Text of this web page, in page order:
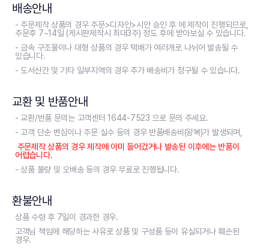
배송안내
- 주문제작 상품의 경우 주문>디자인>시안 승인 후 에 제작이 진행되므로,
주문후 7~14일 (게시판제작시 최대3주) 정도 후에 받아보실 수 있습니다.
- 금속 구조물이나 대형 상품의 경우 택배가 여러개로 나뉘어 발송될 수
있습니다.
- 도서산간 및 기타 일부지역의 경우 추가 배송비가 청구될 수 있습니다.
교환 및 반품안내
- 교환/반품 문의는 고객센터 1644-7523 으로 문의 주세요.
- 고객 단순 변심이나 주문 실수 등의 경우 반품배송비(왕복)가 발생되며,
주문제작 상품의 경우 제작에 이미 들어갔거나 발송된 이후에는 반품이
어렵습니다.
- 상품 불량 및 오배송 등의 경우 무료로 진행됩니다.
환불안내
상품 수령 후 7일이 경과한 경우.
고객님 책임에 해당하는 사유로 상품 및 구성품 등이 유실되거나 훼손된
경우.